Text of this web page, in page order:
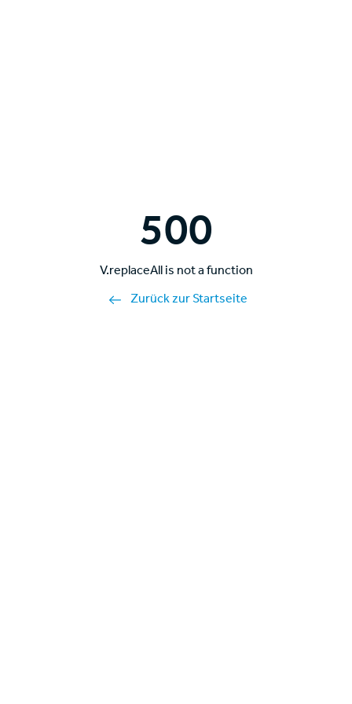
500
V.replaceAll is not a function
Zurück zur Startseite